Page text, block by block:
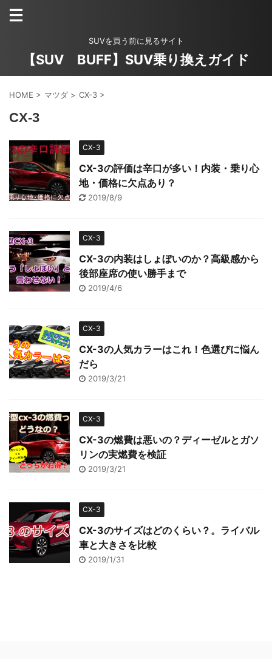
SUVを買う前に見るサイト
【SUV BUFF】SUV乗り換えガイド
HOME > マツダ > CX-3 >
CX-3
CX-3
CX-3の評価は辛口が多い！内装・乗り心
地・価格に欠点あり？
2019/8/9
CX-3
CX-3の内装はしょぼいのか？高級感から
後部座席の使い勝手まで
2019/4/6
CX-3
CX-3の人気カラーはこれ！色選びに悩ん
だら
2019/3/21
CX-3
CX-3の燃費は悪いの？ディーゼルとガソ
リンの実燃費を検証
2019/3/21
CX-3
CX-3のサイズはどのくらい？。ライバル
車と大きさを比較
2019/1/31